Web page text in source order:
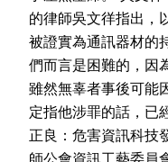
的律師吳文徉指出，
被證實為通訊器材的
們而言是困難的，因
雖然無辜者事後可能
定指他涉罪的話，已
正良：危害資訊科技